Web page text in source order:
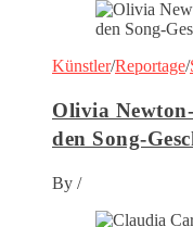
Künstler/Reportage/
Olivia
den Song-
By /